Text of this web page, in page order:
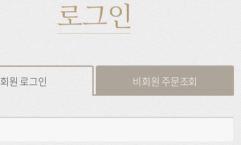
로그인
회원 로그인 비회원 주문조회